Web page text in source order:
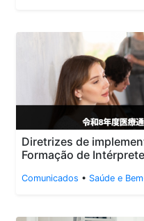
Diretrizes de
Formação de
Comunicados • Saúde e